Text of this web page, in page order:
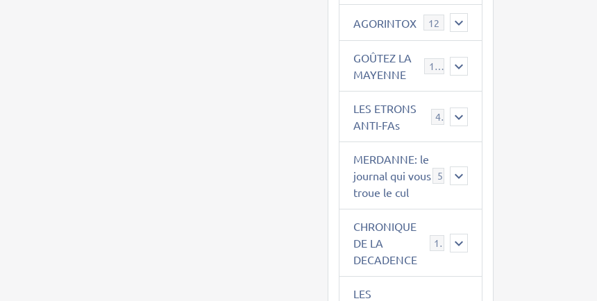
AGORINTOX 12
GOÛTEZ LA
MAYENNE
189
LES ETRONS
ANTI-FAs
4
MERDANNE: le
journal qui vous
troue le cul
CHRONIQUE
DE LA
DECADENCE
12
LES